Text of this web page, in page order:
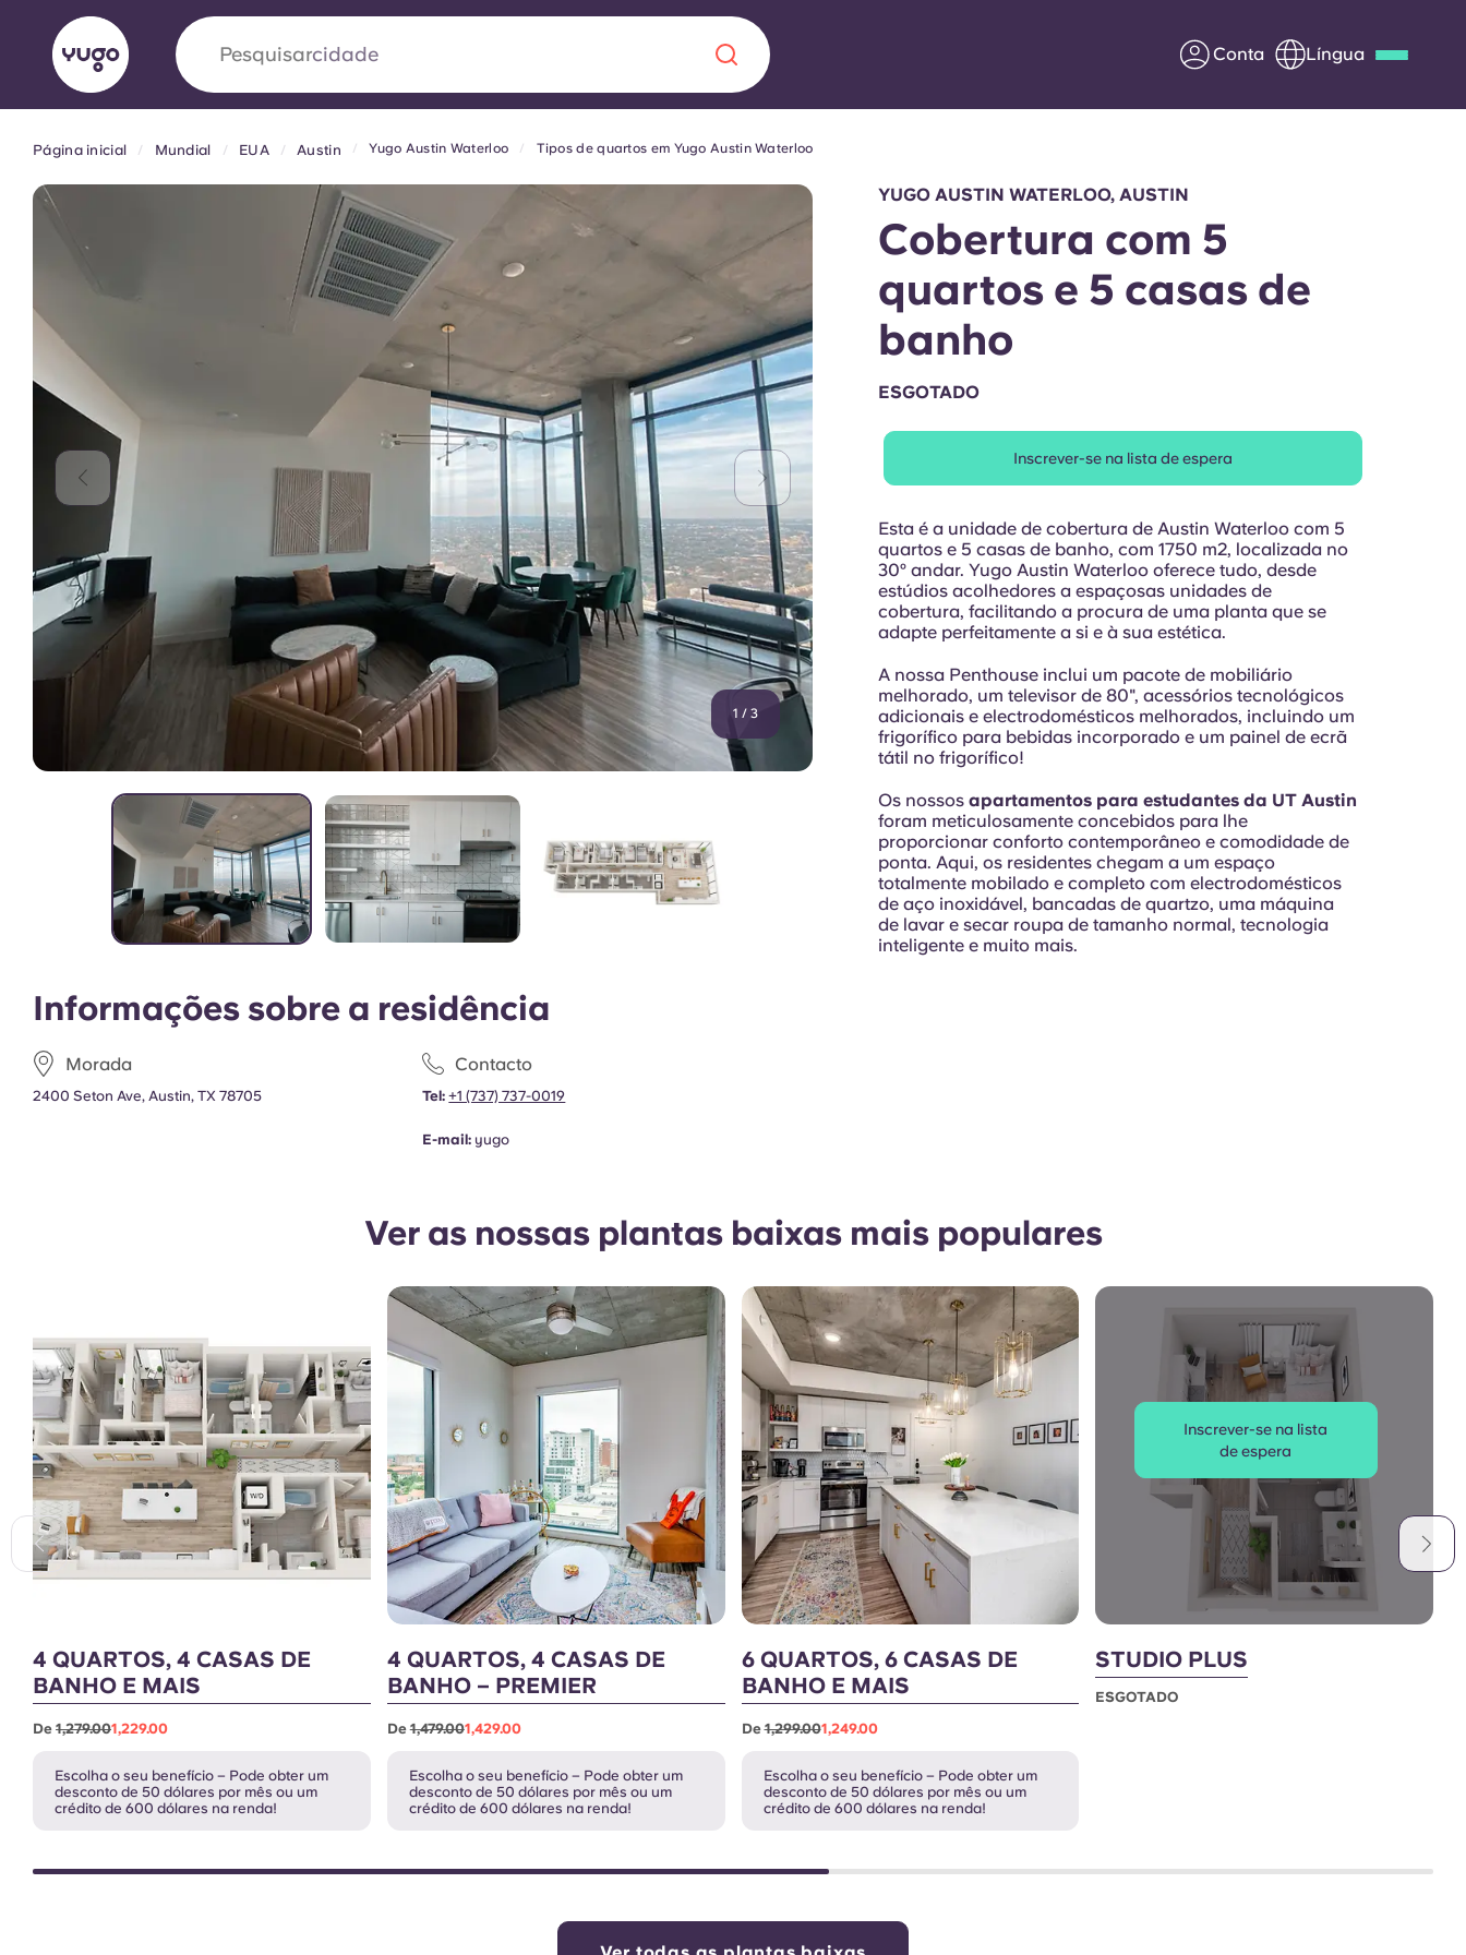
Pesquisarpaís Conta Língua
SobreLocalizaçõesMais
Yugo VCARB: Impulsionando uma nova
era no alojamento estudantil
A parceria pioneira Yugocom a VCARB estimula a inovação, a
ambição e momentos inesquecíveis para os alunos.
Sobre nós
Perguntas frequentes
Blogue
connosco
English (GB) English (US) Chinese Español
Página inicial Mundial EUA Austin Yugo Austin Waterloo Tipos de quartos em Yugo Austin Waterloo
1 / 3
Informações sobre a residência
Morada
2400 Seton Ave, Austin, TX 78705
Contacto
Tel: +1 (737) 737-0019
E-mail: yugo
YUGO AUSTIN WATERLOO, AUSTIN
Cobertura com 5
quartos e 5 casas de
banho
ESGOTADO
Inscrever-se na lista de espera
Esta é a unidade de cobertura de Austin Waterloo com 5
quartos e 5 casas de banho, com 1750 m2, localizada no
30º andar. Yugo Austin Waterloo oferece tudo, desde
estúdios acolhedores a espaçosas unidades de
cobertura, facilitando a procura de uma planta que se
adapte perfeitamente a si e à sua estética.
A nossa Penthouse inclui um pacote de mobiliário
melhorado, um televisor de 80", acessórios tecnológicos
adicionais e electrodomésticos melhorados, incluindo um
frigorífico para bebidas incorporado e um painel de ecrã
tátil no frigorífico!
Os nossos apartamentos para estudantes da UT Austin
foram meticulosamente concebidos para lhe
proporcionar conforto contemporâneo e comodidade de
ponta. Aqui, os residentes chegam a um espaço
totalmente mobilado e completo com electrodomésticos
de aço inoxidável, bancadas de quartzo, uma máquina
de lavar e secar roupa de tamanho normal, tecnologia
inteligente e muito mais.
Ver as nossas plantas baixas mais populares
4 QUARTOS, 4 CASAS DE
BANHO E MAIS
De 1,279.001,229.00
Escolha o seu benefício – Pode obter um
desconto de 50 dólares por mês ou um
crédito de 600 dólares na renda!
4 QUARTOS, 4 CASAS DE
BANHO – PREMIER
De1,479.001,429.00
Escolha o seu benefício – Pode obter um
desconto de 50 dólares por mês ou um
crédito de 600 dólares na renda!
6 QUARTOS, 6 CASAS DE
BANHO E MAIS
De1,299.001,249.00
Escolha o seu benefício – Pode obter um
desconto de 50 dólares por mês ou um
crédito de 600 dólares na renda!
Inscrever-se na lista
de espera
STUDIO PLUS
ESGOTADO